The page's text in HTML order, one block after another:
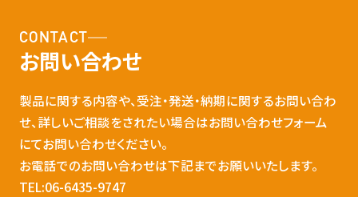
CONTACT
お問い合わせ
製品に関する内容や、受注・発送・納期に関するお問い合わ
せ、詳しいご相談をされたい場合はお問い合わせフォーム
にてお問い合わせください。
お電話でのお問い合わせは下記までお願いいたします。
TEL:06-6435-9747